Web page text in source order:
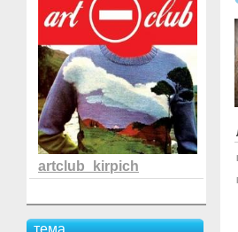
artclub_kirpich
тема